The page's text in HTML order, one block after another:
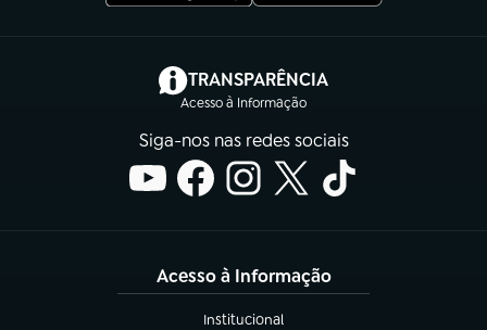
TRANSPARÊNCIA
Acesso à Informação
(abre em nova aba)
Siga-nos nas redes sociais
Acesso à Informação
Institucional